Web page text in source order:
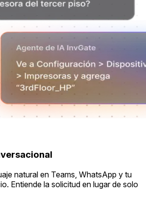
natural en Teams, WhatsApp y tu
Entiende la solicitud en lugar de solo